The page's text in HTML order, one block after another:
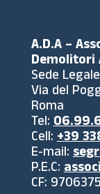
A.D.A –
Demolitori
Sede
Via del
Roma
Tel:
Cell:+39
E-mail:
P.E.C:
CF: